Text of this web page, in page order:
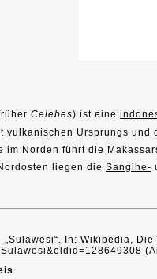
Celebes) ist eine
vulkanischen Ursprungs
im Norden führt die
liegen die Sangihe-
„Sulawesi“. In: Wikipedia,